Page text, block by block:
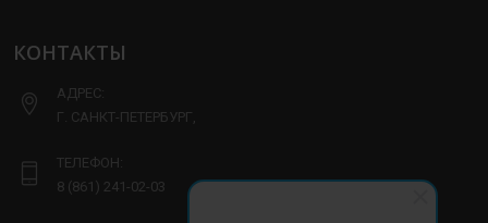
КОНТАКТЫ
АДРЕС:
Г. САНКТ-ПЕТЕРБУРГ,
ТЕЛЕФОН:
8 (861) 241-02-03